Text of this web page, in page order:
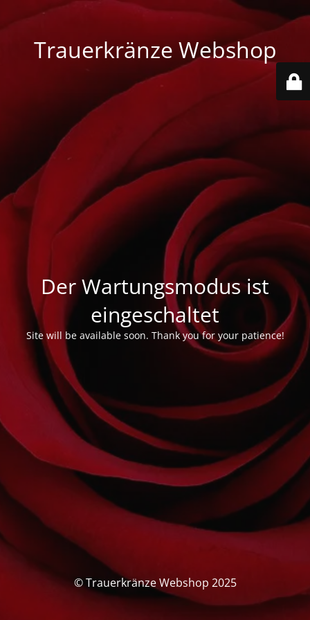
Trauerkränze Webshop
Der Wartungsmodus ist
eingeschaltet
Site will be available soon. Thank you for your patience!
© Trauerkränze Webshop 2025